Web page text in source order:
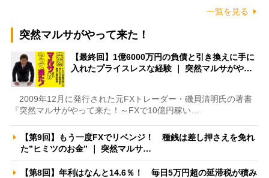
一覧を見る
突然マルサがやって来た！
【最終回】1億6000万円の負債と引き換えに手に
入れたプライスレスな経験 ｜ 突然マルサがや…
2009年12月に発行された元FXトレーダー・磯貝清明氏の著書
『突然マルサがやって来た！～FXで10億円稼い…
【第9回】もう一度FXでリベンジ！ 種銭は差し押さえを免れ
た”ヒミツのお金” ｜ 突然マルサ…
【第8回】年利はなんと14.6％！ 毎日5万円超の延滞税が積み